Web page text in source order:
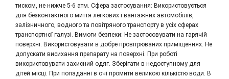
тиском, не нижче 5-6 атм. Сфера застосування: Використовується
для безконтактного миття легкових і вантажних автомобілів,
залізничного, водного та повітряного транспорту в усіх сферах
транспортної галузі. Вимоги безпеки: Не застосовувати на гарячій
поверхні. Використовувати в добре провітрюваних приміщеннях. Не
допускати висихання препарату на поверхні. При роботі
використовувати захисний одяг. Зберігати в недоступному для
дітей місці. При попаданні в очі промити великою кількістю води. В